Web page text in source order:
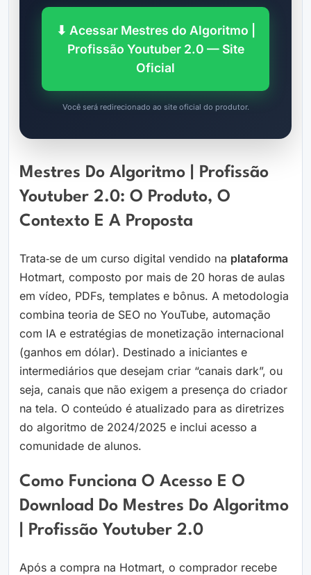
⬇ Acessar Mestres do Algoritmo |
Profissão Youtuber 2.0 — Site
Oficial
Você será redirecionado ao site oficial do produtor.
Mestres Do Algoritmo | Profissão
Youtuber 2.0: O Produto, O
Contexto E A Proposta
Trata‑se de um curso digital vendido na plataforma
Hotmart, composto por mais de 20 horas de aulas
em vídeo, PDFs, templates e bônus. A metodologia
combina teoria de SEO no YouTube, automação
com IA e estratégias de monetização internacional
(ganhos em dólar). Destinado a iniciantes e
intermediários que desejam criar “canais dark”, ou
seja, canais que não exigem a presença do criador
na tela. O conteúdo é atualizado para as diretrizes
do algoritmo de 2024/2025 e inclui acesso a
comunidade de alunos.
Como Funciona O Acesso E O
Download Do Mestres Do Algoritmo
| Profissão Youtuber 2.0
Após a compra na Hotmart, o comprador recebe